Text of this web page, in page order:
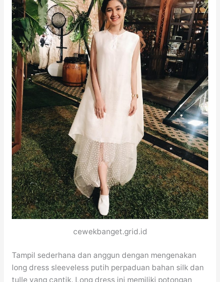
cewekbanget.grid.id
Tampil sederhana dan anggun dengan mengenakan
long dress sleeveless putih perpaduan bahan silk dan
tulle yang cantik. Long dress ini memiliki potongan